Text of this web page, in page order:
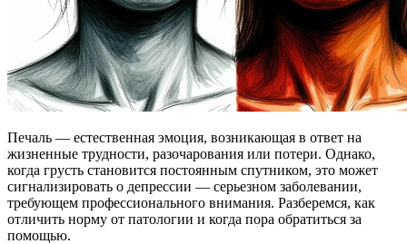
Печаль — естественная эмоция, возникающая в ответ на
жизненные трудности, разочарования или потери. Однако,
когда грусть становится постоянным спутником, это может
сигнализировать о депрессии — серьезном заболевании,
требующем профессионального внимания. Разберемся, как
отличить норму от патологии и когда пора обратиться за
помощью.